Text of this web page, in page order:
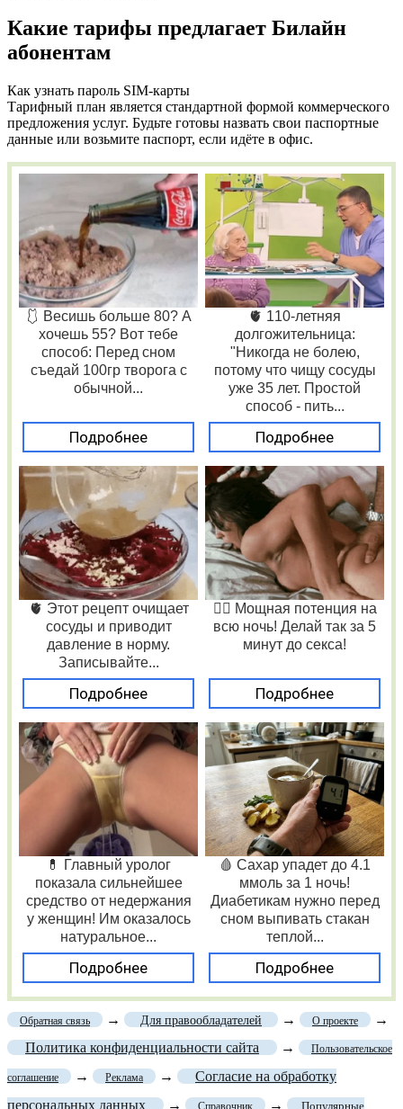
Какие тарифы предлагает Билайн
абонентам
Как узнать пароль SIM-карты
Тарифный план является стандартной формой коммерческого
предложения услуг. Будьте готовы назвать свои паспортные
данные или возьмите паспорт, если идёте в офис.
🩱 Весишь больше 80? А
хочешь 55? Вот тебе
способ: Перед сном
съедай 100гр творога с
обычной...
Подробнее
🫀 110-летняя
долгожительница:
"Никогда не болею,
потому что чищу сосуды
уже 35 лет. Простой
способ - пить...
Подробнее
🫀 Этот рецепт очищает
сосуды и приводит
давление в норму.
Записывайте...
Подробнее
❤️‍🔥 Мощная потенция на
всю ночь! Делай так за 5
минут до секса!
Подробнее
💊 Главный уролог
показала сильнейшее
средство от недержания
у женщин! Им оказалось
натуральное...
Подробнее
🩸 Сахар упадет до 4.1
ммоль за 1 ночь!
Диабетикам нужно перед
сном выпивать стакан
теплой...
Подробнее
Обратная связь → Для правообладателей → О проекте
→
Политика конфиденциальности сайта
→ Пользовательское
соглашение → Реклама →
Согласие на обработку
персональных данных
→ Справочник → Популярные